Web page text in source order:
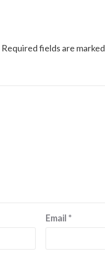
Required fields are marked
Email*